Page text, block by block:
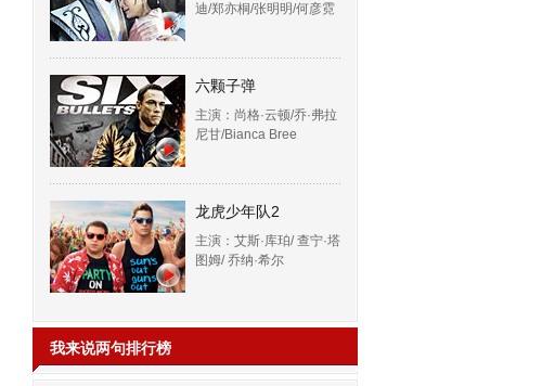
迪/郑亦桐/张明明/何彦霓
六颗子弹
主演：尚格·云顿/乔·弗拉
尼甘/Bianca Bree
龙虎少年队2
主演：艾斯·库珀/ 查宁·塔
图姆/ 乔纳·希尔
我来说两句排行榜